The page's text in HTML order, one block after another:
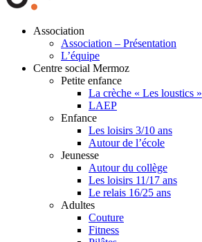
Association
Association – Présentation
L’équipe
Centre social Mermoz
Petite enfance
La crèche « Les loustics »
LAEP
Enfance
Les loisirs 3/10 ans
Autour de l’école
Jeunesse
Autour du collège
Les loisirs 11/17 ans
Le relais 16/25 ans
Adultes
Couture
Fitness